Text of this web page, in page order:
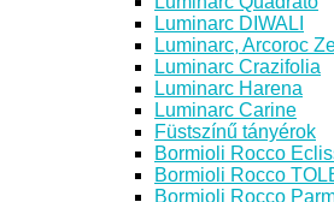
Luminarc DIWALI
Luminarc, Arcoroc
Luminarc Crazifolia
Luminarc Harena
Luminarc Carine
Füstszínű tányérok
Bormioli Rocco
Bormioli Rocco
Bormioli Rocco